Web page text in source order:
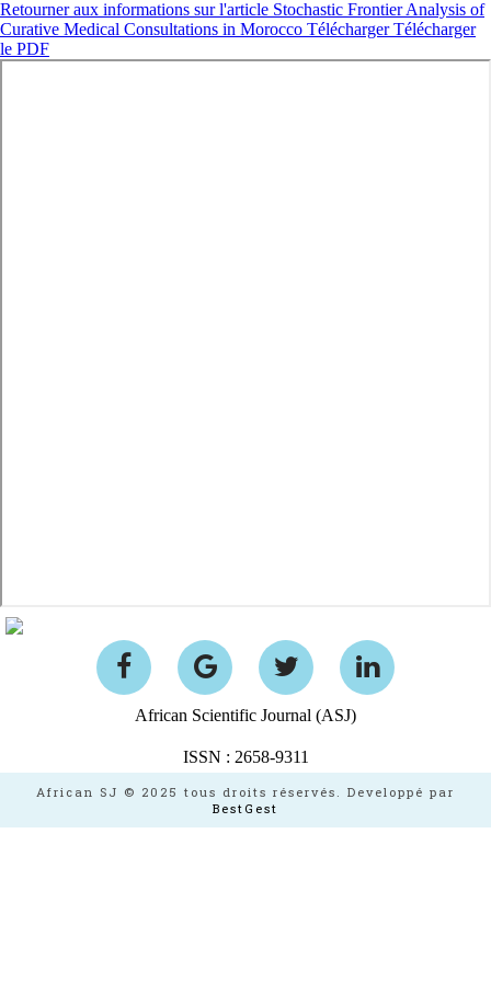
Retourner aux informations sur l'article Stochastic Frontier Analysis of
Curative Medical Consultations in Morocco TéléchargerTélécharger
le PDF
African Scientific Journal (ASJ)
ISSN : 2658-9311
African SJ © 2025 tous droits réservés. Developpé par
BestGest